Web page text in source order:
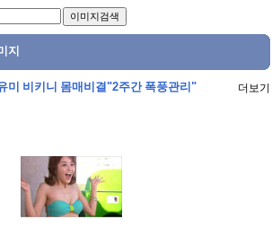
지
미 비키니 몸매비결"2주간 폭풍관리" 더보기